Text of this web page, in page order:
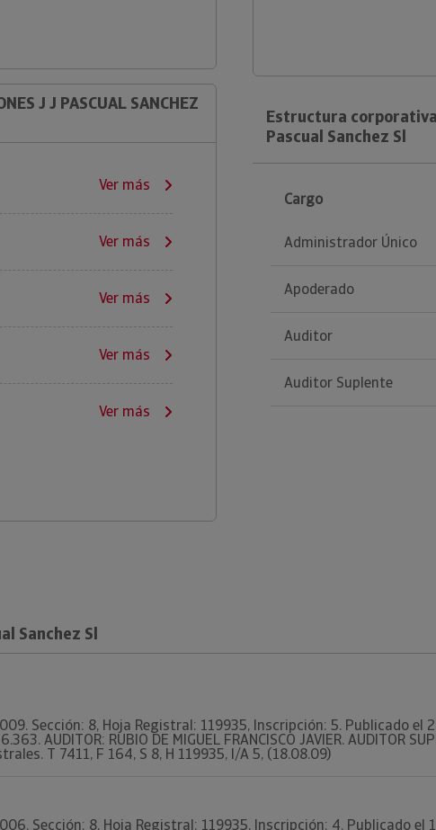
J J PASCUAL SANCHEZ
Ver más
Ver más
Ver más
Ver más
Ver más
Estructura
Pascual Sanchez Sl
Cargo
Administrador Único
Apoderado
Auditor
Auditor Suplente
Sanchez Sl
Sección: 8, Hoja Registral: 119935, Inscripción: 5. Publicado el
AUDITOR: RUBIO DE MIGUEL FRANCISCO JAVIER. AUDITOR
T 7411, F 164, S 8, H 119935, I/A 5, (18.08.09)
Sección: 8, Hoja Registral: 119935, Inscripción: 4. Publicado el